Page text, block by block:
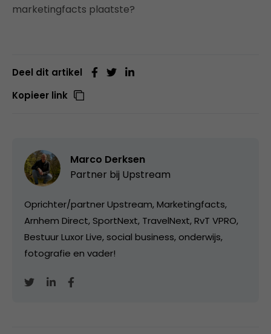
marketingfacts plaatste?
Deel dit artikel
Kopieer link
Marco Derksen
Partner bij Upstream
Oprichter/partner Upstream, Marketingfacts,
Arnhem Direct, SportNext, TravelNext, RvT VPRO,
Bestuur Luxor Live, social business, onderwijs,
fotografie en vader!